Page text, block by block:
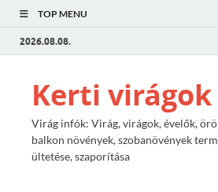
TOP MENU
2026.08.08.
Kerti virágok
Virág infók: Virág, virágok, évelők,
balkon növények, szobanövények
ültetése, szaporítása